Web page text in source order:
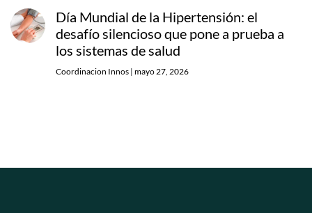
Día Mundial de la Hipertensión: el
desafío silencioso que pone a prueba a
los sistemas de salud
Coordinacion Innos | mayo 27, 2026